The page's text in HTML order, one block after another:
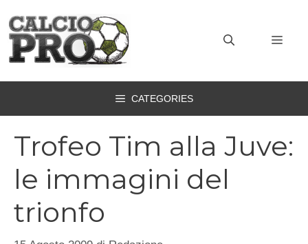
contenuto
CATEGORIES
Trofeo Tim alla Juve:
le immagini del
trionfo